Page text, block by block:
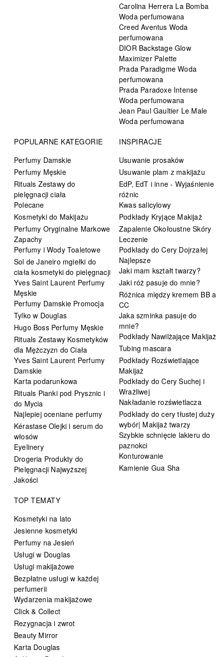
Carolina Herrera La Bomba
Woda perfumowana
Creed Aventus Woda
perfumowana
DIOR Backstage Glow
Maximizer Palette
Prada Paradigme Woda
perfumowana
Prada Paradoxe Intense
Woda perfumowana
Jean Paul Gaultier Le Male
Woda perfumowana
POPULARNE KATEGORIE
Perfumy Damskie
Perfumy Męskie
Rituals Zestawy do
pielęgnacji ciała
Polecane
Kosmetyki do Makijażu
Perfumy Oryginalne Markowe
Zapachy
Perfumy i Wody Toaletowe
Sol de Janeiro mgiełki do
ciała kosmetyki do pielęgnacji
Yves Saint Laurent Perfumy
Męskie
Perfumy Damskie Promocja
Tylko w Douglas
Hugo Boss Perfumy Męskie
Rituals Zestawy Kosmetyków
dla Mężczyzn do Ciała
Yves Saint Laurent Perfumy
Damskie
Karta podarunkowa
Rituals Pianki pod Prysznic i
do Mycia
Najlepiej oceniane perfumy
Kérastase Olejki i serum do
włosów
Eyelinery
Drogeria Produkty do
Pielęgnacji Najwyższej
Jakości
INSPIRACJE
Usuwanie prosaków
Usuwanie plam z makijażu
EdP, EdT i inne - Wyjaśnienie
różnic
Kwas salicylowy
Podkłady Kryjące Makijaż
Zapalenie Okołoustne Skóry
Leczenie
Podkłady do Cery Dojrzałej
Najlepsze
Jaki mam kształt twarzy?
Jaki róż pasuje do mnie?
Różnica między kremem BB a
CC
Jaka szminka pasuje do
mnie?
Podkłady Nawilżające Makijaż
Tubing mascara
Podkłady Rozświetlające
Makijaż
Podkłady do Cery Suchej i
Wrażliwej
Nakładanie rozświetlacza
Podkłady do cery tłustej duży
wybór| Makijaż twarzy
Szybkie schnięcie lakieru do
paznokci
Konturowanie
Kamienie Gua Sha
TOP TEMATY
Kosmetyki na lato
Jesienne kosmetyki
Perfumy na Jesień
Usługi w Douglas
Usługi makijażowe
Bezpłatne usługi w każdej
perfumerii
Wydarzenia makijażowe
Click & Collect
Rezygnacja i zwrot
Beauty Mirror
Karta Douglas